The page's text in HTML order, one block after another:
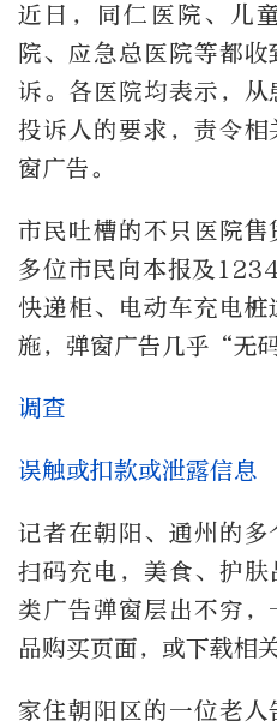
近日，同仁医院、儿
院、应急总医院等都
诉。各医院均表示，
投诉人的要求，责令
窗广告。
市民吐槽的不只医院
多位市民向本报及
快递柜、电动车充电
施，弹窗广告几乎“无
调查
误触或扣款或泄露信息
记者在朝阳、通州的
扫码充电，美食、护
类广告弹窗层出不穷
品购买页面，或下载相
家住朝阳区的一位老